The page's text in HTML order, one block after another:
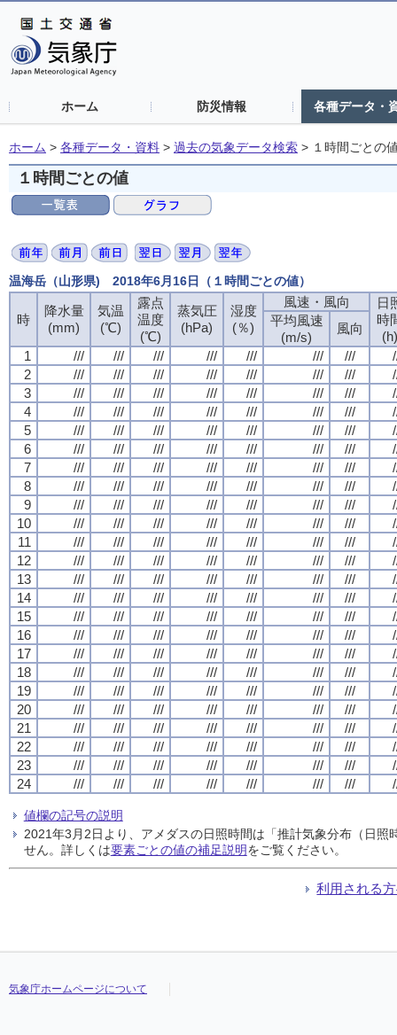
ホーム 防災情報 各種データ・
ホーム > 各種データ・資料 > 過去の気象データ検索 > １時間ごとの
１時間ごとの値
温海岳（山形県) 2018年6月16日（１時間ごとの値）
時
降水量
(mm)
気温
(℃)
露点
温度
(℃)
蒸気圧
(hPa)
湿度
(％)
風速・風向
日
時
(h)
平均風速
(m/s)
風向
1
/// /// /// /// /// /// ///
2
/// /// /// /// /// /// ///
3
/// /// /// /// /// /// ///
4
/// /// /// /// /// /// ///
5
/// /// /// /// /// /// ///
6
/// /// /// /// /// /// ///
7
/// /// /// /// /// /// ///
8
/// /// /// /// /// /// ///
9
/// /// /// /// /// /// ///
10
/// /// /// /// /// /// ///
11
/// /// /// /// /// /// ///
12
/// /// /// /// /// /// ///
13
/// /// /// /// /// /// ///
14
/// /// /// /// /// /// ///
15
/// /// /// /// /// /// ///
16
/// /// /// /// /// /// ///
17
/// /// /// /// /// /// ///
18
/// /// /// /// /// /// ///
19
/// /// /// /// /// /// ///
20
/// /// /// /// /// /// ///
21
/// /// /// /// /// /// ///
22
/// /// /// /// /// /// ///
23
/// /// /// /// /// /// ///
24
/// /// /// /// /// /// ///
値欄の記号の説明
2021年3月2日より、アメダスの日照時間は「推計気象分布（日
せん。詳しくは要素ごとの値の補足説明をご覧ください。
利用される
気象庁ホームページについて